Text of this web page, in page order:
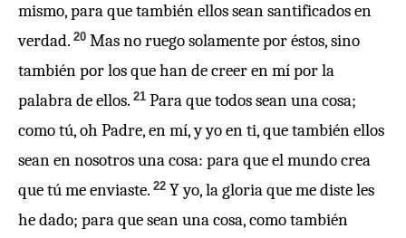
mismo, para que también ellos sean santificados en
verdad. 20 Mas no ruego solamente por éstos, sino
también por los que han de creer en mí por la
palabra de ellos. 21 Para que todos sean una cosa;
como tú, oh Padre, en mí, y yo en ti, que también ellos
sean en nosotros una cosa: para que el mundo crea
que tú me enviaste. 22 Y yo, la gloria que me diste les
he dado; para que sean una cosa, como también